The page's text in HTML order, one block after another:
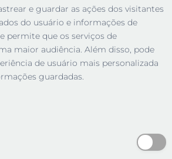
e guardar as ações dos visitantes
do usuário e informações de
permite que os serviços de
maior audiência. Além disso, pode
de usuário mais personalizada
guardadas.